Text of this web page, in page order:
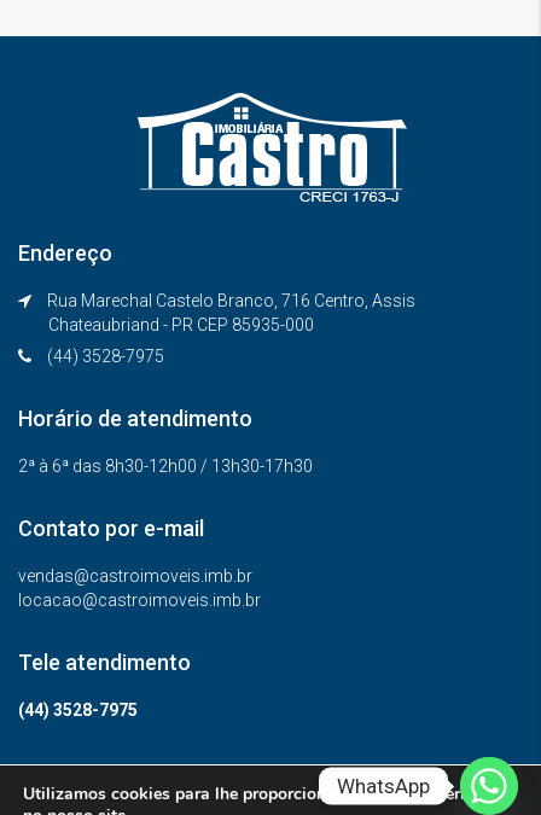
Endereço
Rua Marechal Castelo Branco, 716 Centro, Assis
Chateaubriand - PR CEP 85935-000
(44) 3528-7975
Horário de atendimento
2ª à 6ª das 8h30-12h00 / 13h30-17h30
Contato por e-mail
vendas@castroimoveis.imb.br
locacao@castroimoveis.imb.br
Tele atendimento
(44) 3528-7975
© Todos os direitos reservados.
Utilizamos cookies para lhe proporcionar a melhor experiência
WhatsApp